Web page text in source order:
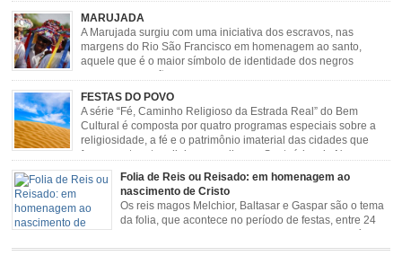
de boi, carreteada, carreiros, candeeiros, boiadas, carapinas, artesãos,
exposição agropecuária, ou seja é um ponto forte […]
MARUJADA
A Marujada surgiu com uma iniciativa dos escravos, nas
margens do Rio São Francisco em homenagem ao santo,
aquele que é o maior símbolo de identidade dos negros
sendo milagroso e grande protetor de suas causas. o ponto alto da festa de
São Benedito é a Marujada. […]
FESTAS DO POVO
A série “Fé, Caminho Religioso da Estrada Real” do Bem
Cultural é composta por quatro programas especiais sobre a
religiosidade, a fé e o patrimônio imaterial das cidades que
fazem parte rota religiosa que liga os Santuários de Nossa
Senhora da Piedade (MG) e Nossa Senhora da Conceição Aparecida (SP)
pela Estrada Real. Quarto episódio […]
Folia de Reis ou Reisado: em homenagem ao
nascimento de Cristo
Os reis magos Melchior, Baltasar e Gaspar são o tema
da folia, que acontece no período de festas, entre 24
de dezembro e 06 de janeiro. Durante a festa, o líder e
seu contramestre lideram a música e o canto do grupo, passando pela